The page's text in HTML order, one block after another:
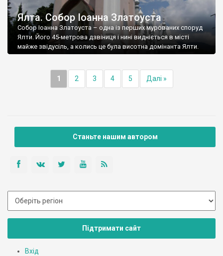
Ялта. Собор Іоанна Златоуста
Собор Іоанна Златоуста – одна із перших мурованих споруд
Ялти. Його 45-метрова дзвіниця і нині видніється в місті
майже звідусіль, а колись це була висотна домінанта Ялти.
1 2 3 4 5 Далі »
Станьте нашим автором
Підтримати сайт
Вхід